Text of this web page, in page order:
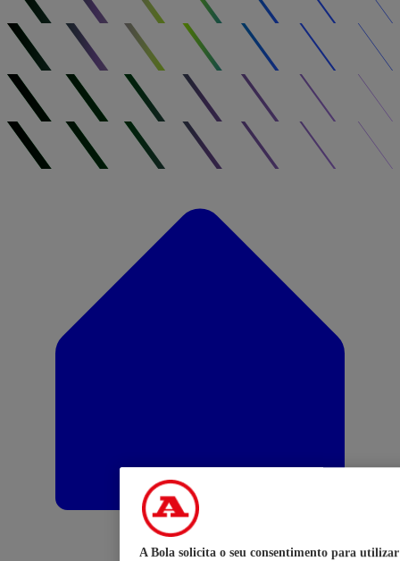
A Bola solicita o seu consentimento para utilizar